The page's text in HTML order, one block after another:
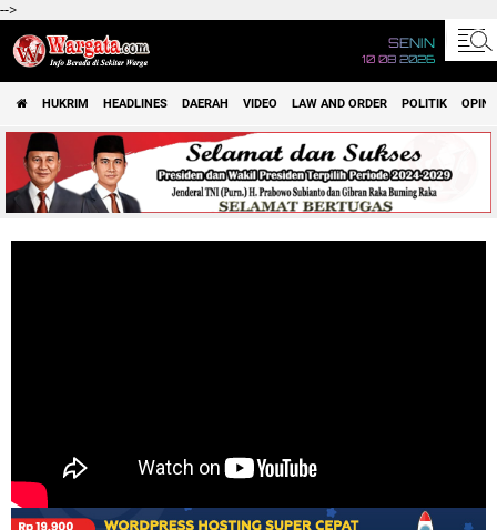
-->
SENIN
10 08 2026
HUKRIM HEADLINES DAERAH VIDEO LAW AND ORDER POLITIK OPINI